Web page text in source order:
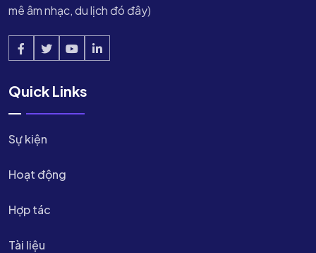
mê âm nhạc, du lịch đó đây)
Quick Links
Sự kiện
Hoạt động
Hợp tác
Tài liệu